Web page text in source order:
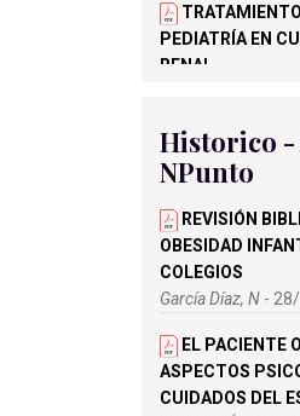
PEDIATRÍA EN
RENAL
TOSFERINA.
TRATAMIENTO Y
CARTA
SANITARIOS DE LA
Historico
NPunto
REVISIÓN
OBESIDAD
COLEGIOS
García Díaz, N -
EL PACIENTE
ASPECTOS
CUIDADOS DEL